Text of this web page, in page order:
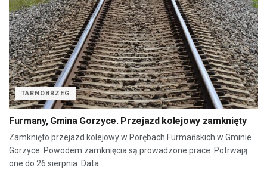
TARNOBRZEG
Furmany, Gmina Gorzyce. Przejazd kolejowy zamknięty
Zamknięto przejazd kolejowy w Porębach Furmańskich w Gminie
Gorzyce. Powodem zamknięcia są prowadzone prace. Potrwają
one do 26 sierpnia. Data...